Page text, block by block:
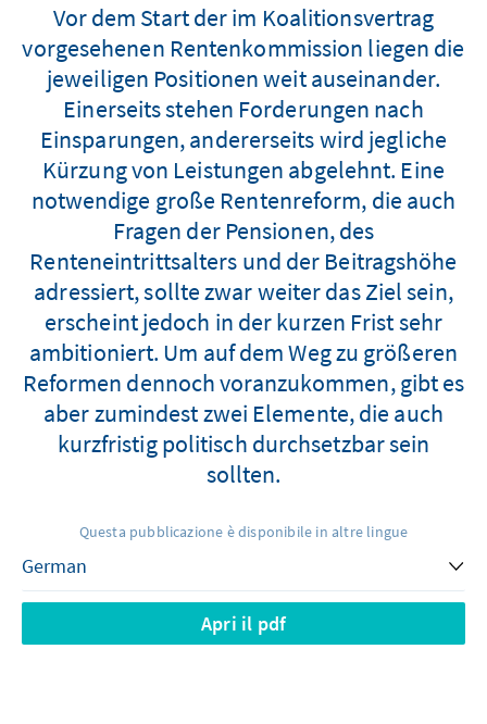
Vor dem Start der im Koalitionsvertrag
vorgesehenen Rentenkommission liegen die
jeweiligen Positionen weit auseinander.
Einerseits stehen Forderungen nach
Einsparungen, andererseits wird jegliche
Kürzung von Leistungen abgelehnt. Eine
notwendige große Rentenreform, die auch
Fragen der Pensionen, des
Renteneintrittsalters und der Beitragshöhe
adressiert, sollte zwar weiter das Ziel sein,
erscheint jedoch in der kurzen Frist sehr
ambitioniert. Um auf dem Weg zu größeren
Reformen dennoch voranzukommen, gibt es
aber zumindest zwei Elemente, die auch
kurzfristig politisch durchsetzbar sein
sollten.
Questa pubblicazione è disponibile in altre lingue
Apri il pdf